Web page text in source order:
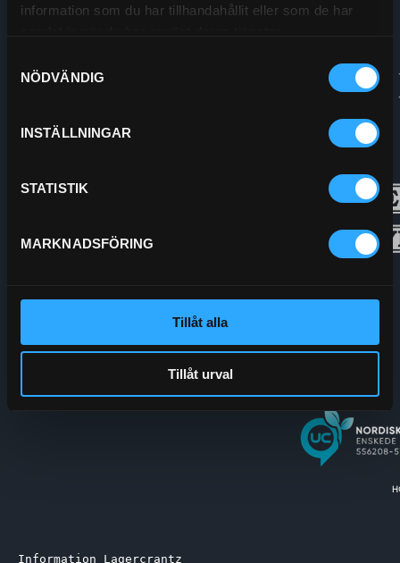
information som du har tillhandahållit eller som de har
NÖDVÄNDIG
INSTÄLLNINGAR
STATISTIK
MARKNADSFÖRING
Tillåt alla
Tillåt urval
Information Lagercrantz